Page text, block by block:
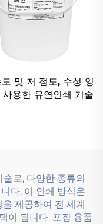
및 저 점도, 수성 잉
사용한 유연인쇄 기술
로, 다양한 종류의
다. 이 인쇄 방식은
제공하여 전 세계
이 됩니다. 포장 용품